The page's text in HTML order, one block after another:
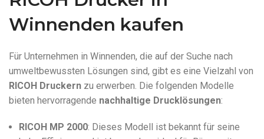
Winnenden kaufen
Für Unternehmen in Winnenden, die auf der Suche nach
umweltbewussten Lösungen sind, gibt es eine Vielzahl von
RICOH Druckern zu erwerben. Die folgenden Modelle
bieten hervorragende nachhaltige Drucklösungen:
RICOH MP 2000: Dieses Modell ist bekannt für seine